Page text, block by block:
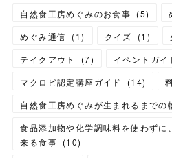
自然食工房めぐみのお食事 (5)
めぐみ通信
(1) クイズ (1 )
テイクアウト
(7) イベントガイ
マクロビ認定講座ガイド
(14)
自然食工房めぐみが生まれるまでの
食品添加物や化学調味料を使わずに
来る食事 (10)